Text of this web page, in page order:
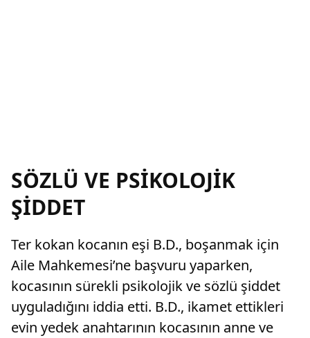
SÖZLÜ VE PSİKOLOJİK
ŞİDDET
Ter kokan kocanın eşi B.D., boşanmak için
Aile Mahkemesi’ne başvuru yaparken,
kocasının sürekli psikolojik ve sözlü şiddet
uyguladığını iddia etti. B.D., ikamet ettikleri
evin yedek anahtarının kocasının anne ve